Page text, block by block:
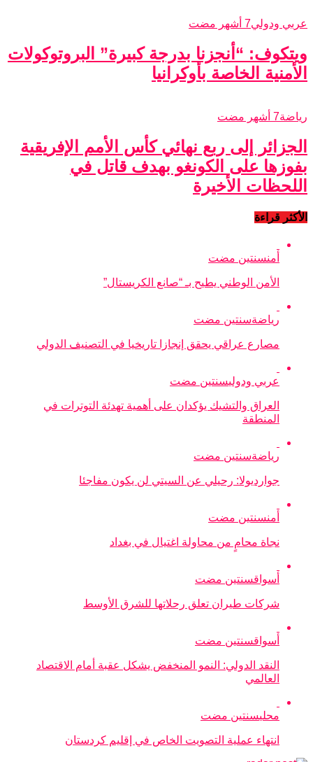
عربي ودولي7 أشهر مضت
ويتكوف: “أنجزنا بدرجة كبيرة” البروتوكولات
الأمنية الخاصة بأوكرانيا
رياضة7 أشهر مضت
الجزائر إلى ربع نهائي كأس الأمم الإفريقية
بفوزها على الكونغو بهدف قاتل في
اللحظات الأخيرة
الأكثر قراءة
أمنسنتين مضت
الأمن الوطني يطيح بـ “صانع الكريستال”
رياضةسنتين مضت
مصارع عراقي يحقق إنجازا تاريخيا في التصنيف الدولي
عربي ودوليسنتين مضت
العراق والتشيك يؤكدان على أهمية تهدئة التوترات في
المنطقة
رياضةسنتين مضت
جوارديولا: رحيلي عن السيتي لن يكون مفاجئا
أمنسنتين مضت
نجاة محامٍ من محاولة اغتيال في بغداد
أسواقسنتين مضت
شركات طيران تعلق رحلاتها للشرق الأوسط
أسواقسنتين مضت
النقد الدولي: النمو المنخفض يشكل عقبة أمام الاقتصاد
العالمي
محليسنتين مضت
انتهاء عملية التصويت الخاص في إقليم كردستان